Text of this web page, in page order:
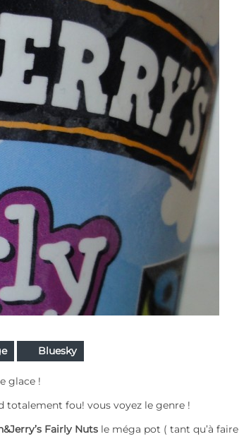
Bluesky
glace !
totalement fou! vous voyez le genre !
Fairly Nuts le méga pot ( tant qu’à faire